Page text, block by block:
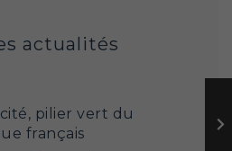
actualités
pilier vert du
français